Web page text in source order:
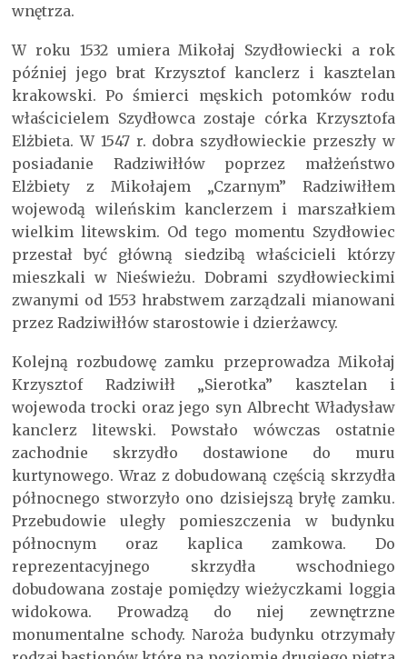
wnętrza.
W roku 1532 umiera Mikołaj Szydłowiecki a rok
później jego brat Krzysztof kanclerz i kasztelan
krakowski. Po śmierci męskich potomków rodu
właścicielem Szydłowca zostaje córka Krzysztofa
Elżbieta. W 1547 r. dobra szydłowieckie przeszły w
posiadanie Radziwiłłów poprzez małżeństwo
Elżbiety z Mikołajem „Czarnym” Radziwiłłem
wojewodą wileńskim kanclerzem i marszałkiem
wielkim litewskim. Od tego momentu Szydłowiec
przestał być główną siedzibą właścicieli którzy
mieszkali w Nieświeżu. Dobrami szydłowieckimi
zwanymi od 1553 hrabstwem zarządzali mianowani
przez Radziwiłłów starostowie i dzierżawcy.
Kolejną rozbudowę zamku przeprowadza Mikołaj
Krzysztof Radziwiłł „Sierotka” kasztelan i
wojewoda trocki oraz jego syn Albrecht Władysław
kanclerz litewski. Powstało wówczas ostatnie
zachodnie skrzydło dostawione do muru
kurtynowego. Wraz z dobudowaną częścią skrzydła
północnego stworzyło ono dzisiejszą bryłę zamku.
Przebudowie uległy pomieszczenia w budynku
północnym oraz kaplica zamkowa. Do
reprezentacyjnego skrzydła wschodniego
dobudowana zostaje pomiędzy wieżyczkami loggia
widokowa. Prowadzą do niej zewnętrzne
monumentalne schody. Naroża budynku otrzymały